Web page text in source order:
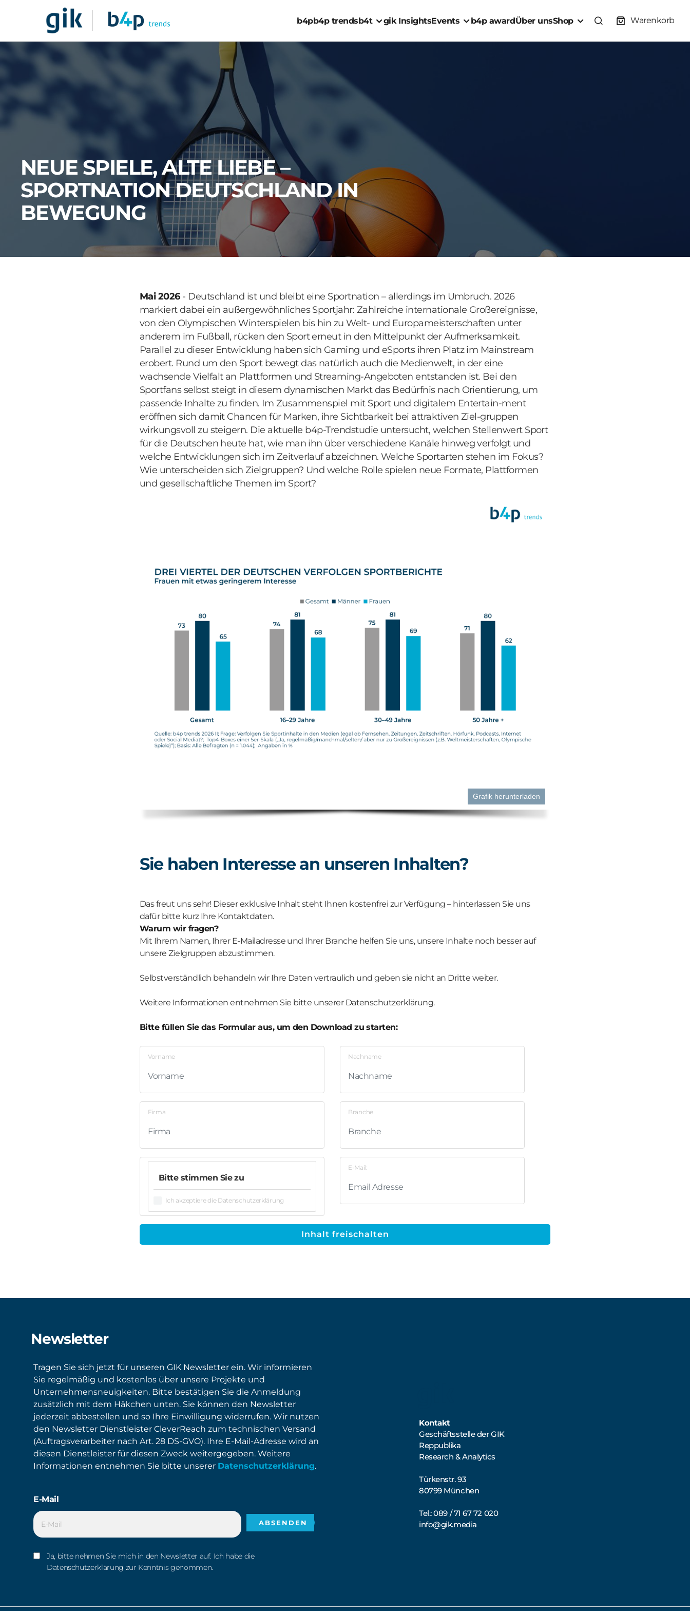
b4pb4p trendsb4t gik InsightsEvents b4p awardÜber unsShop Warenkorb
NEUE SPIELE, ALTE LIEBE –
SPORTNATION DEUTSCHLAND IN
BEWEGUNG
Mai 2026- Deutschland ist und bleibt eine Sportnation – allerdings im Umbruch. 2026
markiert dabei ein außergewöhnliches Sportjahr: Zahlreiche internationale Großereignisse,
von den Olympischen Winterspielen bis hin zu Welt- und Europameisterschaften unter
anderem im Fußball, rücken den Sport erneut in den Mittelpunkt der Aufmerksamkeit.
Parallel zu dieser Entwicklung haben sich Gaming und eSports ihren Platz im Mainstream
erobert. Rund um den Sport bewegt das natürlich auch die Medienwelt, in der eine
wachsende Vielfalt an Plattformen und Streaming-Angeboten entstanden ist. Bei den
Sportfans selbst steigt in diesem dynamischen Markt das Bedürfnis nach Orientierung, um
passende Inhalte zu finden. Im Zusammenspiel mit Sport und digitalem Entertain-ment
eröffnen sich damit Chancen für Marken, ihre Sichtbarkeit bei attraktiven Ziel-gruppen
wirkungsvoll zu steigern. Die aktuelle b4p-Trendstudie untersucht, welchen Stellenwert Sport
für die Deutschen heute hat, wie man ihn über verschiedene Kanäle hinweg verfolgt und
welche Entwicklungen sich im Zeitverlauf abzeichnen. Welche Sportarten stehen im Fokus?
Wie unterscheiden sich Zielgruppen? Und welche Rolle spielen neue Formate, Plattformen
und gesellschaftliche Themen im Sport?
Grafik herunterladen
Sie haben Interesse an unseren Inhalten?
Das freut uns sehr! Dieser exklusive Inhalt steht Ihnen kostenfrei zur Verfügung – hinterlassen Sie uns
dafür bitte kurz Ihre Kontaktdaten.
Warum wir fragen?
Mit Ihrem Namen, Ihrer E-Mailadresse und Ihrer Branche helfen Sie uns, unsere Inhalte noch besser auf
unsere Zielgruppen abzustimmen.
Selbstverständlich behandeln wir Ihre Daten vertraulich und geben sie nicht an Dritte weiter.
Weitere Informationen entnehmen Sie bitte unserer Datenschutzerklärung.
Bitte füllen Sie das Formular aus, um den Download zu starten:
Vorname Nachname
Firma Branche
Bitte stimmen Sie zu
Ich akzeptiere die Datenschutzerklärung
E-Mail:
Inhalt freischalten
Newsletter
Tragen Sie sich jetzt für unseren GIK Newsletter ein. Wir informieren
Sie regelmäßig und kostenlos über unsere Projekte und
Unternehmensneuigkeiten. Bitte bestätigen Sie die Anmeldung
zusätzlich mit dem Häkchen unten. Sie können den Newsletter
jederzeit abbestellen und so Ihre Einwilligung widerrufen. Wir nutzen
den Newsletter Dienstleister CleverReach zum technischen Versand
(Auftragsverarbeiter nach Art. 28 DS-GVO). Ihre E-Mail-Adresse wird an
diesen Dienstleister für diesen Zweck weitergegeben. Weitere
Informationen entnehmen Sie bitte unserer Datenschutzerklärung.
E-Mail
Ja, bitte nehmen Sie mich in den Newsletter auf. Ich habe die
Datenschutzerklärung zur Kenntnis genommen.
Kontakt
Geschäftsstelle der GIK
Reppublika
Research & Analytics
Türkenstr. 93
80799 München
Tel.: 089 / 71 67 72 020
info@gik.media